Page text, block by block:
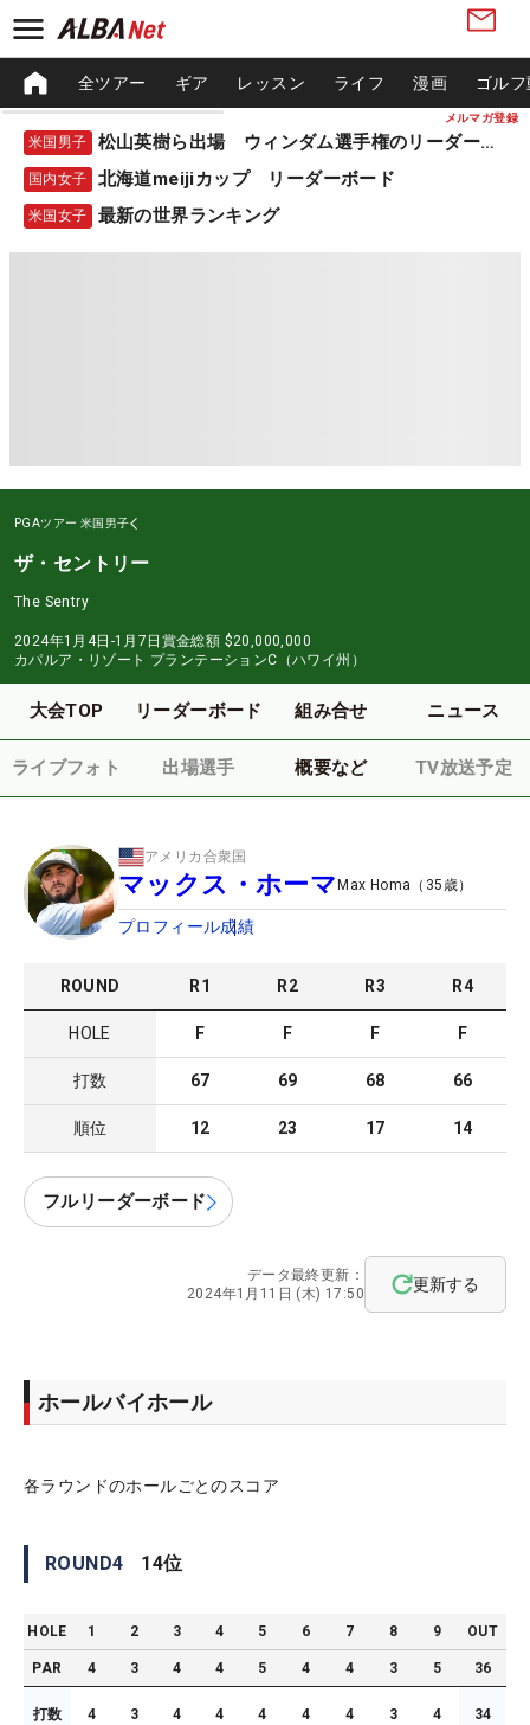
メルマガ登録
全ツアー ギア レッスン ライフ 漫画 ゴル
米国男子 松山英樹ら出場 ウィンダム選手権のリーダーボード
国内女子 北海道meijiカップ リーダーボード
米国女子 最新の世界ランキング
PGAツアー 米国男子
ザ・セントリー
The Sentry
2024年1月4日-1月7日 賞金総額 $20,000,000
カパルア・リゾート プランテーションC（ハワイ州）
大会TOP リーダーボード 組み合せ ニュース
ライブフォト 出場選手 概要など TV放送予定
アメリカ合衆国
マックス・ホーマMax Homa （ 35 歳）
プロフィール成績
ROUND R1 R2 R3 R4
HOLE F F F F
打数 67 69 68 66
順位 12 23 17 14
フルリーダーボード
データ最終更新：
2024年1月11日 (木) 17:50
更新する
ホールバイホール
各ラウンドのホールごとのスコア
ROUND4 14位
HOLE 1 2 3 4 5 6 7 8 9 OUT
PAR 4 3 4 4 5 4 4 3 5 36
打数 4 3 4 4 4 4 4 3 4 34